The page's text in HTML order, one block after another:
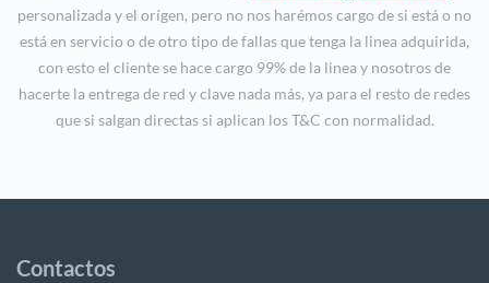
personalizada y el orígen, pero no nos harémos cargo de si está o no
está en servicio o de otro tipo de fallas que tenga la linea adquirida,
con esto el cliente se hace cargo 99% de la linea y nosotros de
hacerte la entrega de red y clave nada más, ya para el resto de redes
que si salgan directas si aplican los T&C con normalidad.
Contactos